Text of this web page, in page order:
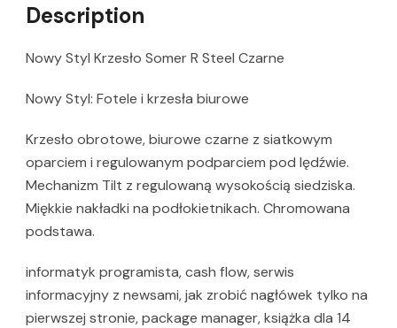
Description
Nowy Styl Krzesło Somer R Steel Czarne
Nowy Styl: Fotele i krzesła biurowe
Krzesło obrotowe, biurowe czarne z siatkowym
oparciem i regulowanym podparciem pod lędźwie.
Mechanizm Tilt z regulowaną wysokością siedziska.
Miękkie nakładki na podłokietnikach. Chromowana
podstawa.
informatyk programista, cash flow, serwis
informacyjny z newsami, jak zrobić nagłówek tylko na
pierwszej stronie, package manager, książka dla 14